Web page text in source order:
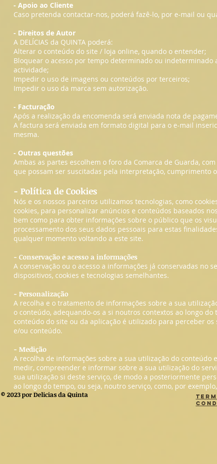
- Apoio ao Cliente
Caso pretenda contactar-nos, poderá fazê-lo, por e-mail ou
- Direitos de Autor
A DELÍCIAS da QUINTA poderá:
Alterar o conteúdo do site / loja online, quando o entender;
Bloquear o acesso por tempo determinado ou
actividade;
Impedir o uso de imagens ou conteúdos por terceiros;
Impedir o uso da marca sem autorização.
- Facturação
Após a realização da encomenda será enviada nota de
A factura será enviada em formato digital para o e-mail
mesma.
- Outras questões
Ambas as partes escolhem o foro da Comarca de Guarda,
que possam ser suscitadas pela interpretação, cumprimento
- Política de Cookies
Nós e os nossos parceiros utilizamos tecnologias, como
cookies, para personalizar anúncios e conteúdos baseados
bem como para obter informações sobre o público que os
processamento dos seus dados pessoais para estas
qualquer momento voltando a este site.
- Conservação e acesso a informações
A conservação ou o acesso a informações já conservadas
dispositivos, cookies e tecnologias semelhantes.
- Personalização
A recolha e o tratamento de informações sobre a sua
o conteúdo, adequando-os a si noutros contextos ao longo
conteúdo do site ou da aplicação é utilizado para perceber
e/ou conteúdo.
- Medição
A recolha de informações sobre a sua utilização do
medir, compreender e informar sobre a sua utilização do
sua utilização si deste serviço, de modo a posteriormente
ao longo do tempo, ou seja, noutro serviço, como, por
© 2023 por Delicias da Quinta